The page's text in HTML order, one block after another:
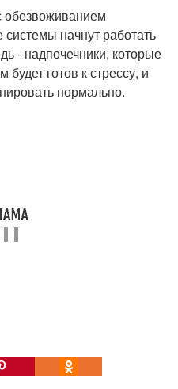
обезвоживанием
системы начнут работать
- надпочечники, которые
готов к стрессу, и
нормально.